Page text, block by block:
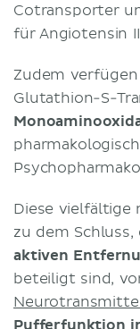
Cotransporter
für Angiotensin
Zudem
Glutathion-S-
Diese vielfältige
zu dem
aktiven
beteiligt sind,
Pufferfunktion